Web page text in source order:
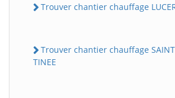
Trouver chantier chauffage
Trouver chantier chauffage
TINEE